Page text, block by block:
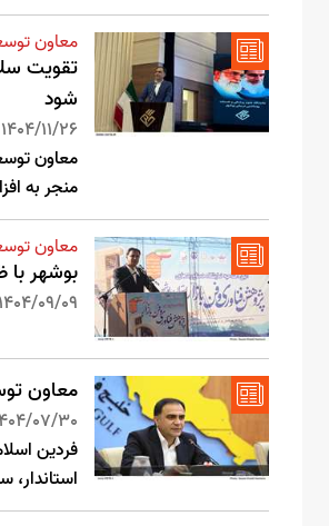
معاون
تقویت
شود
1404/11/26 - 16:12
معاون
منجر به
معاون
بوشهر
1404/09/09 - 14:55
معاون
07/30 - 19:36
فردین
استاندار،